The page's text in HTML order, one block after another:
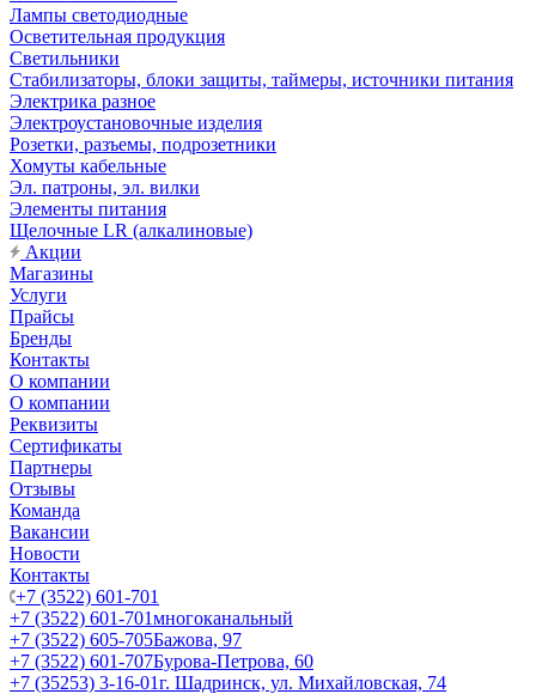
Лампы светодиодные
Осветительная продукция
Светильники
Стабилизаторы, блоки защиты, таймеры, источники питания
Электрика разное
Электроустановочные изделия
Розетки, разъемы, подрозетники
Хомуты кабельные
Эл. патроны, эл. вилки
Элементы питания
Щелочные LR (алкалиновые)
Акции
Магазины
Услуги
Прайсы
Бренды
Контакты
О компании
О компании
Реквизиты
Сертификаты
Партнеры
Отзывы
Команда
Вакансии
Новости
Контакты
+7 (3522) 601-701
+7 (3522) 601-701многоканальный
+7 (3522) 605-705Бажова, 97
+7 (3522) 601-707Бурова-Петрова, 60
+7 (35253) 3-16-01г. Шадринск, ул. Михайловская, 74